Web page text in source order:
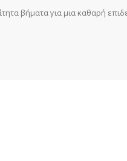
βήματα για μια καθαρή